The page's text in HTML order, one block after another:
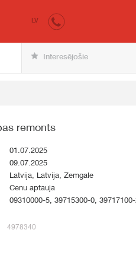
iepirkumi.lv
LV
Interesējošie
remonts
01.07.2025
09.07.2025
Latvija, Latvija, Zemgale
Cenu aptauja
09310000-5, 39715300-0,
4978340